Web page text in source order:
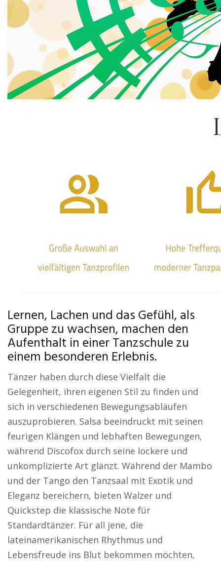
Lernen, Lachen und das Gefühl, als
Gruppe zu wachsen, machen den
Aufenthalt in einer Tanzschule zu
einem besonderen Erlebnis.
Tänzer haben durch diese Vielfalt die
Gelegenheit, ihren eigenen Stil zu finden und
sich in verschiedenen Bewegungsabläufen
auszuprobieren. Salsa beeindruckt mit seinen
feurigen Klängen und lebhaften Bewegungen,
während Discofox durch seine lockere und
unkomplizierte Art glänzt. Während der Mambo
und der Tango den Tanzsaal mit Exotik und
Eleganz bereichern, bieten Walzer und
Quickstep die klassische Note für
Standardtänzer. Für all jene, die
lateinamerikanischen Rhythmus und
Lebensfreude ins Blut bekommen möchten,